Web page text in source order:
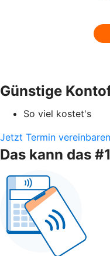
Günstige
So viel kostet's
Jetzt Termin vereinbaren
Das kann das